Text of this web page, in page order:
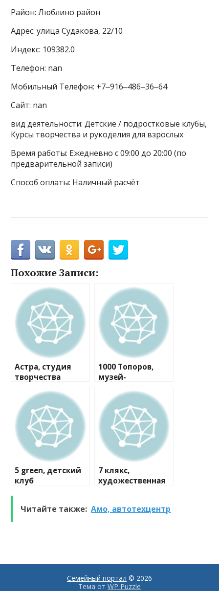
Район: Люблино район
Адрес: улица Судакова, 22/10
Индекс: 109382.0
Телефон: nan
Мобильный Телефон: +7‒916‒486‒36‒64
Сайт: nan
вид деятельности: Детские / подростковые клубы,
Курсы творчества и рукоделия для взрослых
Время работы: Ежедневно с 09:00 до 20:00 (по
предварительной записи)
Способ оплаты: Наличный расчёт
Похожие Записи:
Астра, студия
творчества
1000 Топоров,
музей-
5 green, детский
клуб
7 клякс,
художественная
Читайте также: Амо, автотехцентр
Семейный портал © 2026
Тема от WP Puzzle